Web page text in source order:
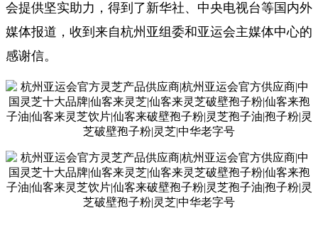
会提供坚实助力，得到了新华社、中央电视台等国内外
媒体报道，收到来自杭州亚组委和亚运会主媒体中心的
感谢信。